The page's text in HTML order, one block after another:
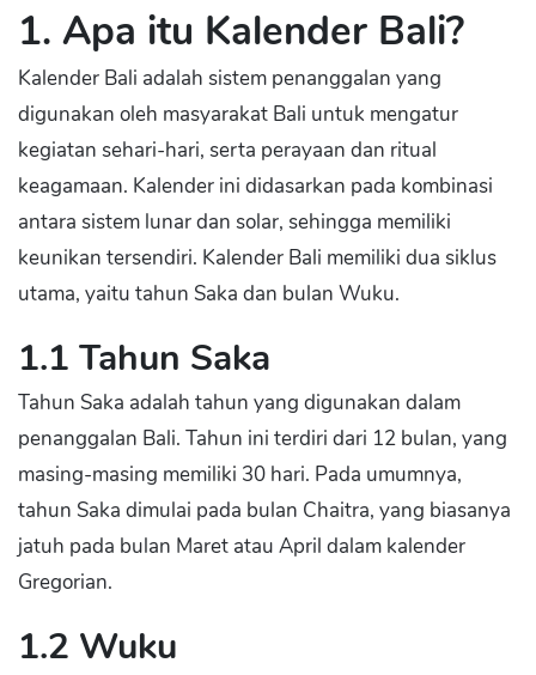
1. Apa itu Kalender Bali?
Kalender Bali adalah sistem penanggalan yang
digunakan oleh masyarakat Bali untuk mengatur
kegiatan sehari-hari, serta perayaan dan ritual
keagamaan. Kalender ini didasarkan pada kombinasi
antara sistem lunar dan solar, sehingga memiliki
keunikan tersendiri. Kalender Bali memiliki dua siklus
utama, yaitu tahun Saka dan bulan Wuku.
1.1 Tahun Saka
Tahun Saka adalah tahun yang digunakan dalam
penanggalan Bali. Tahun ini terdiri dari 12 bulan, yang
masing-masing memiliki 30 hari. Pada umumnya,
tahun Saka dimulai pada bulan Chaitra, yang biasanya
jatuh pada bulan Maret atau April dalam kalender
Gregorian.
1.2 Wuku